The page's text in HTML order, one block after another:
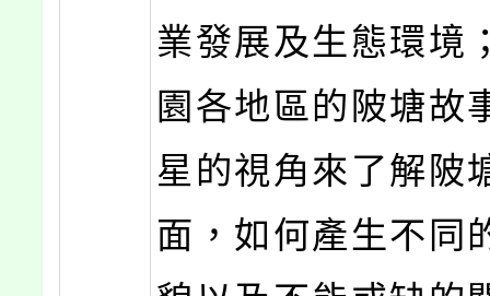
業發展及生態環境
園各地區的陂塘故
星的視角來了解陂
面，如何產生不同